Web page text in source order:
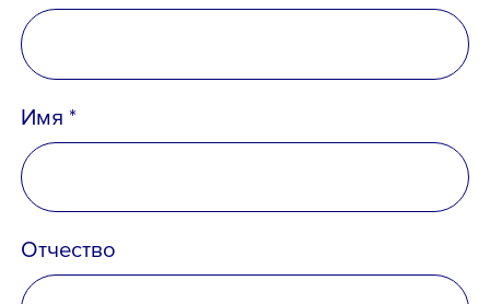
Телефон *
Имя *
Отчество